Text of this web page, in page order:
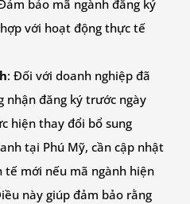
bảo mã ngành đăng ký
với hoạt động thực tế
: Đối với doanh nghiệp đã
nhận đăng ký trước ngày
hiện thay đổi bổ sung
tại Phú Mỹ, cần cập nhật
tế mới nếu mã ngành hiện
này giúp đảm bảo rằng